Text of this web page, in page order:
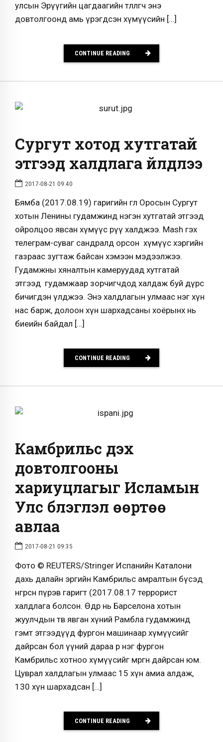
улсын Эрүүгийн цагдаагийн төлөөлөгч энэ
довтолгоонд амь үрэгдсэн хүмүүсийн […]
CONTINUE READING
Сургут хотод хутгатай
этгээд халдлага үйлдлээ
2017-08-21 09:40
Бямба (2017.08.19) гаригийн өглөө Оросын Сургут
хотын Ленины гудамжинд нэгэн хутгатай этгээд
ойролцоо явсан хүмүүс рүү халджээ. Mash гэх
телеграм-суваг сандралд орсон хүмүүс хэргийн
газраас зугтаж байсан хэмээн мэдээлжээ.
Гудамжны хяналтын камеруудад хутгатай
этгээд гудамжаар зорчигчдод халдаж буй дүрс
бичигдэн үлджээ. Энэ халдлагын улмаас нэг хүн
нас барж, долоон хүн шархадсаны хоёрынх нь
биеийн байдал […]
CONTINUE READING
Камбрильс дэх
довтолгооны
хариуцлагыг Исламын
Улс бүлэглэл өөртөө
авлаа
2017-08-21 09:35
Фото © REUTERS/Stringer Испанийн Каталони
дахь далайн эргийн Камбрильс амралтын бүсэд
өнгөрсөн пүрэв гаригт (2017.08.17 террорист
халдлага болсон. Өдөр нь Барселона хотын
жуулчдын төв явган хүний Рамбла гудамжинд
гэмт этгээдүүд фургон машинаар хүмүүсийг
дайрсан бол үүний дараа өөр нэг фургон
Камбрильс хотноо хүмүүсийг мөргөн дайрсан юм.
Цуврал халдлагын улмаас 15 хүн амиа алдаж,
130 хүн шархадсан […]
CONTINUE READING